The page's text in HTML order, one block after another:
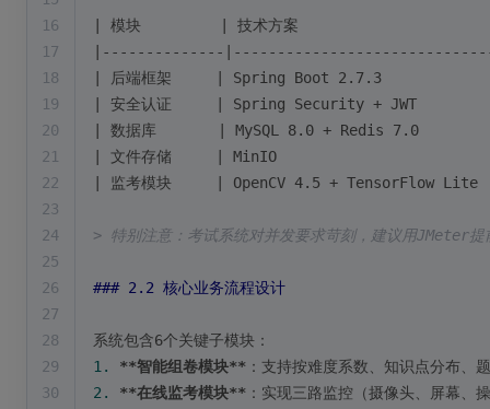
16
| 模块         | 技术方案
17
|--------------
18
| 后端框架     | Spring Boot 2.7.3
19
| 安全认证     | Spring Security + JWT
20
| 数据库       | MySQL 8.0 + Redis 7.0
21
| 文件存储     | MinIO
22
| 监考模块     | OpenCV 4.5 + TensorFlow
23
24
> 特别注意：考试系统对并发要求苛刻，建议用JMeter
25
26
### 2.2 核心业务流程设计
27
28
系统包含6个关键子模块：
29
1. **智能组卷模块** ：支持按难度系数、知识点分布、
30
2. **在线监考模块** ：实现三路监控（摄像头、屏幕、